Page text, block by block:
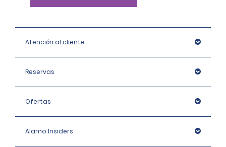
Atención al cliente
Reservas
Ofertas
Alamo Insiders